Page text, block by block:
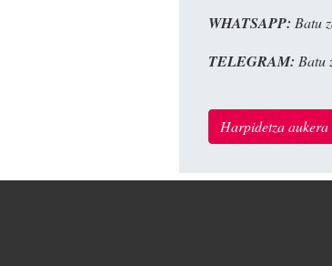
WHATSAPP: Batu
TELEGRAM: Batu
Harpidetza aukera